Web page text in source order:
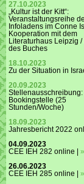
27.10.2023
„Kultur ist der Kitt“:
Veranstaltungsreihe
Infoladens im Conne
Kooperation mit dem
Literaturhaus Leipzig
des Buches
18.10.2023
Zu der Situation in
20.09.2023
Stellenausschreibung:
Bookingstelle (25
Stunden/Woche)
18.09.2023
Jahresbericht 2022
04.09.2023
CEE IEH 282 online | »
26.06.2023
CEE IEH 285 online | »